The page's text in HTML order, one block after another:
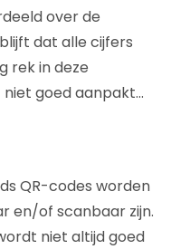
over de
dat alle cijfers
rek in deze
niet goed aanpakt…
QR-codes worden
en/of scanbaar zijn.
niet altijd goed